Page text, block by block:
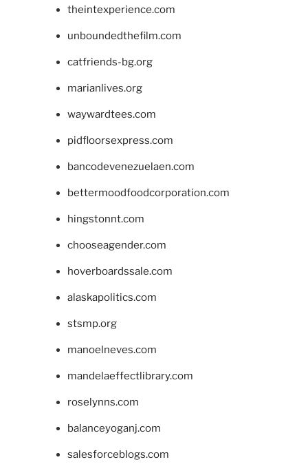
theintexperience.com
unboundedthefilm.com
catfriends-bg.org
marianlives.org
waywardtees.com
pidfloorsexpress.com
bancodevenezuelaen.com
bettermoodfoodcorporation.com
hingstonnt.com
chooseagender.com
hoverboardssale.com
alaskapolitics.com
stsmp.org
manoelneves.com
mandelaeffectlibrary.com
roselynns.com
balanceyoganj.com
salesforceblogs.com